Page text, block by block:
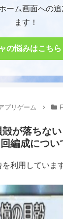
ーム画面への
ます！
の悩みはこち
プリゲーム
が落ちな
編成につい
利用していま